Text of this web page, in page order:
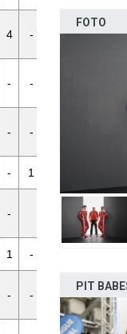
4 - 8
- -
- -
- 1
- 4
1 -
- - 2
FOTO
PIT